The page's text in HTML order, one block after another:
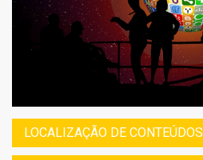
LOCALIZAÇÃO DE CONTEÚDOS